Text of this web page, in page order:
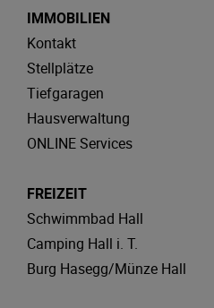
IMMOBILIEN
Kontakt
Stellplätze
Tiefgaragen
Hausverwaltung
ONLINE Services
FREIZEIT
Schwimmbad Hall
Camping Hall i. T.
Burg Hasegg/Münze Hall